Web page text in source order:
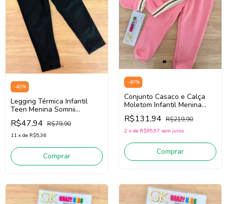
-40%
Legging Térmica Infantil
Teen Menina Somnii
4261017 (Preto)
R$47,94 R$79,90
11 x de R$5,36
Comprar
-40%
Conjunto Casaco e Calça
Moletom Infantil Menina
Sominii 3261061 (Rosa)
R$131,94 R$219,90
2 x de R$65,97 sem juros
Comprar